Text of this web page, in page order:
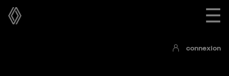
☰
connexion